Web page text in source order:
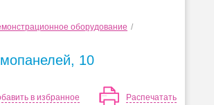
оборудование /
10
Распечатать
в избранное